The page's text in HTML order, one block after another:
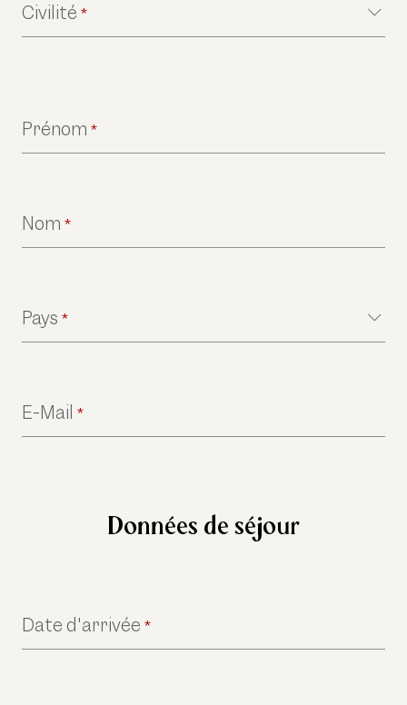
Civilité *
Prénom *
Nom *
Pays *
E-Mail *
Données de séjour
Date d'arrivée *